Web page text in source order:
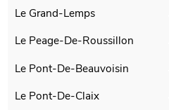
Le Grand-Lemps
Le Peage-De-Roussillon
Le Pont-De-Beauvoisin
Le Pont-De-Claix